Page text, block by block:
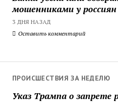
мошенниками у россиян
3 ДНЯ НАЗАД
Оставить комментарий
ПРОИСШЕСТВИЯ ЗА НЕДЕЛЮ
Указ Трампа о запрете